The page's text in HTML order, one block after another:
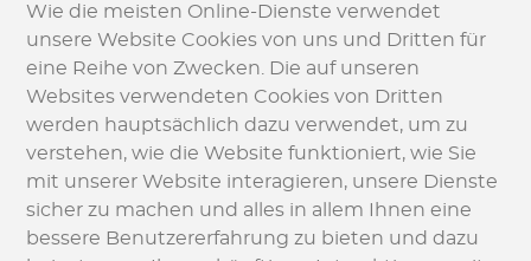
Wie die meisten Online-Dienste verwendet
unsere Website Cookies von uns und Dritten für
eine Reihe von Zwecken. Die auf unseren
Websites verwendeten Cookies von Dritten
werden hauptsächlich dazu verwendet, um zu
verstehen, wie die Website funktioniert, wie Sie
mit unserer Website interagieren, unsere Dienste
sicher zu machen und alles in allem Ihnen eine
bessere Benutzererfahrung zu bieten und dazu